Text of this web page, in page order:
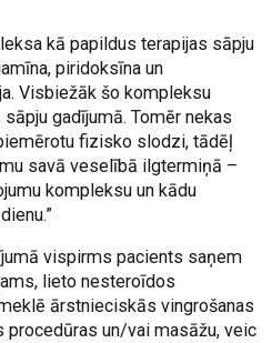
kā papildus terapijas sāpju
piridoksīna un
Visbiežāk šo kompleksu
gadījumā. Tomēr nekas
fizisko slodzi, tādēļ
savā veselībā ilgtermiņā –
kompleksu un kādu
vispirms pacients saņem
lieto nesteroīdos
ārstnieciskās vingrošanas
un/vai masāžu, veic